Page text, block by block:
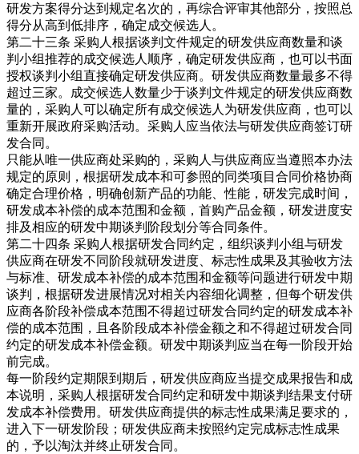
研发方案得分达到规定名次的，再综合评审其他部分，按照总
得分从高到低排序，确定成交候选人。
第二十三条 采购人根据谈判文件规定的研发供应商数量和谈
判小组推荐的成交候选人顺序，确定研发供应商，也可以书面
授权谈判小组直接确定研发供应商。研发供应商数量最多不得
超过三家。成交候选人数量少于谈判文件规定的研发供应商数
量的，采购人可以确定所有成交候选人为研发供应商，也可以
重新开展政府采购活动。采购人应当依法与研发供应商签订研
发合同。
只能从唯一供应商处采购的，采购人与供应商应当遵照本办法
规定的原则，根据研发成本和可参照的同类项目合同价格协商
确定合理价格，明确创新产品的功能、性能，研发完成时间，
研发成本补偿的成本范围和金额，首购产品金额，研发进度安
排及相应的研发中期谈判阶段划分等合同条件。
第二十四条 采购人根据研发合同约定，组织谈判小组与研发
供应商在研发不同阶段就研发进度、标志性成果及其验收方法
与标准、研发成本补偿的成本范围和金额等问题进行研发中期
谈判，根据研发进展情况对相关内容细化调整，但每个研发供
应商各阶段补偿成本范围不得超过研发合同约定的研发成本补
偿的成本范围，且各阶段成本补偿金额之和不得超过研发合同
约定的研发成本补偿金额。研发中期谈判应当在每一阶段开始
前完成。
每一阶段约定期限到期后，研发供应商应当提交成果报告和成
本说明，采购人根据研发合同约定和研发中期谈判结果支付研
发成本补偿费用。研发供应商提供的标志性成果满足要求的，
进入下一研发阶段；研发供应商未按照约定完成标志性成果
的，予以淘汰并终止研发合同。